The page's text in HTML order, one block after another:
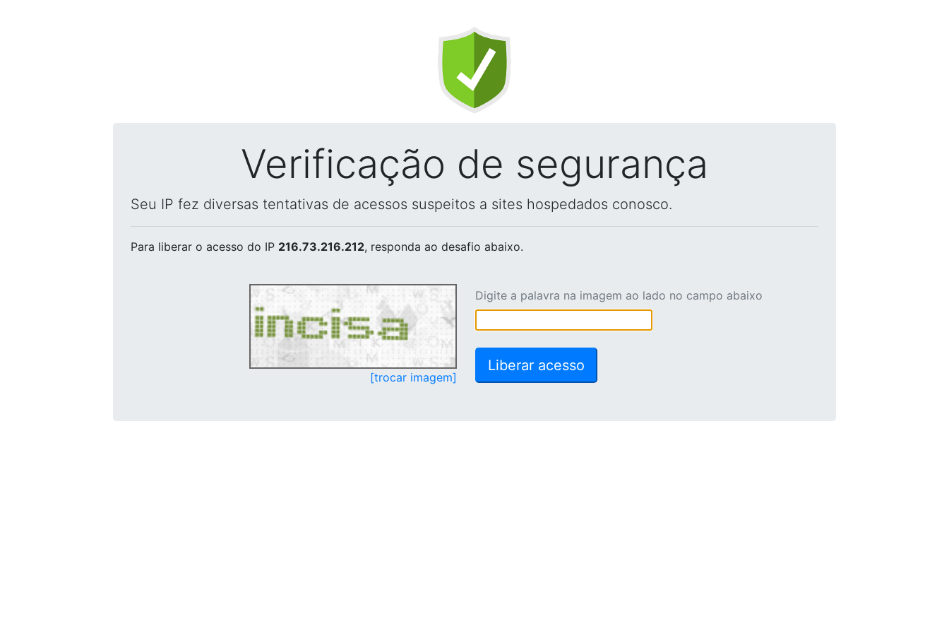
Verificação de segurança
Seu IP fez diversas tentativas de acessos suspeitos a sites hospedados conosco.
Para liberar o acesso do IP 216.73.216.212, responda ao desafio abaixo.
[trocar imagem]
Digite a palavra na imagem ao lado no campo abaixo